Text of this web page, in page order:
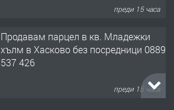
преди 15 часа
Продавам парцел в кв. Младежки
хълм в Хасково без посредници 0889
537 426
преди 15 часа